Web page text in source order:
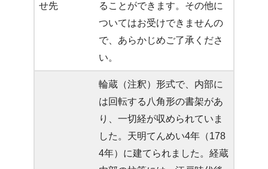
せ先
ることができます。その他に
ついてはお受けできませんの
で、あらかじめご了承くださ
い。
輪蔵（注釈）形式で、内部に
は回転する八角形の書架があ
り、一切経が収められていま
した。天明てんめい4年（178
4年）に建てられました。経蔵